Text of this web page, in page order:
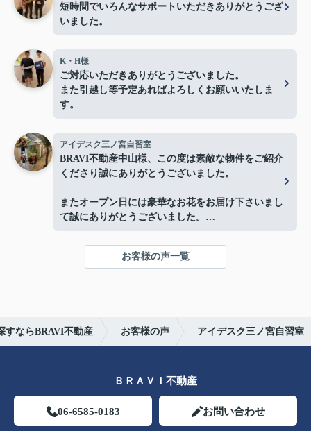
短時間でいろんなサポートいただきありがとうござ
いました。
K・H様
ご対応いただきありがとうございました。
また引越し等予定あればよろしくお願いいたしま
す。
アイデスク三ノ宮自習室
BRAVI不動産中山様、この度は素敵な物件をご紹介
くださり誠にありがとうございました。
またオープン日には豪華なお花をお届け下さいまし
て誠にありがとうございました。
を迎える事ができました。
心より感謝申し上げます。
お客様の声一覧
すならBRAVI不動産 お客様の声 アイデスク三ノ宮自習室
ＢＲＡＶＩ不動産
06-6585-0183 お問い合わせ